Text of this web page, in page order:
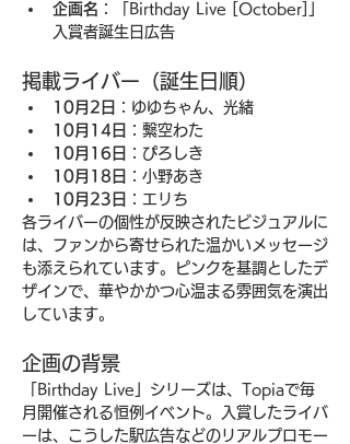
企画名 ：「Birthday Live [October]」
入賞者誕生日広告
掲載ライバー（誕生日順）
10月2日
：ゆゆちゃん、光緒
10月14日
：繋空わた
10月16日
：ぴろしき
10月18日
：小野あき
10月23日
：エリち
各ライバーの個性が反映されたビジュアルに
は、ファンから寄せられた温かいメッセージ
も添えられています。ピンクを基調としたデ
ザインで、華やかかつ心温まる雰囲気を演出
しています。
企画の背景
「Birthday Live」シリーズは、Topiaで毎
月開催される恒例イベント。入賞したライバ
ーは、こうした駅広告などのリアルプロモー